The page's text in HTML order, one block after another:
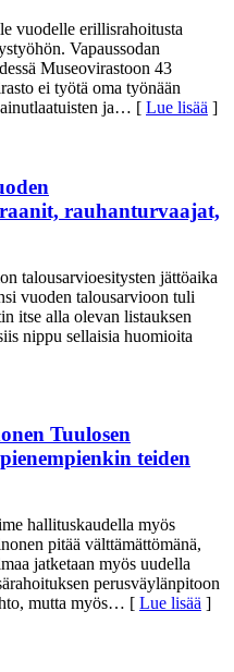
vuodelle erillisrahoitusta
Vapaussodan
Museovirastoon 43
ei työtä oma työnään
ja… [ Lue lisää ]
rauhanturvaajat,
talousarvioesitysten jättöaika
vuoden talousarvioon tuli
itse alla olevan listauksen
nippu sellaisia huomioita
Tuulosen
teiden
hallituskaudella myös
pitää välttämättömänä,
jatketaan myös uudella
perusväylänpitoon
mutta myös… [ Lue lisää ]